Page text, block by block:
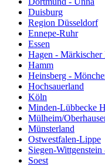
Duisburg
Region Düsseldorf
Ennepe-Ruhr
Essen
Hagen - Märkischer
Hamm
Heinsberg -
Hochsauerland
Köln
Minden-Lübbecke
Mülheim/
Münsterland
Ostwestfalen-Lippe
Siegen-
Soest